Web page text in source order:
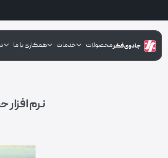
محصولات خدمات همکاری با ما
نرم